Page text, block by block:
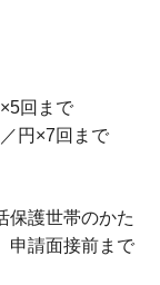
回まで
円×7回まで
保護世帯のかた
申請面接前まで